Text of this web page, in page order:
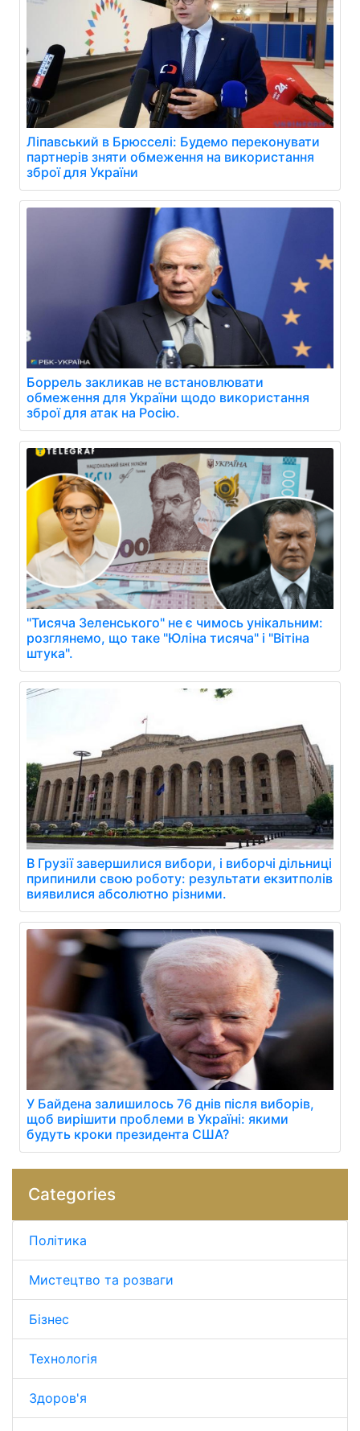
Ліпавський в Брюсселі: Будемо переконувати
партнерів зняти обмеження на використання
зброї для України
Боррель закликав не встановлювати
обмеження для України щодо використання
зброї для атак на Росію.
"Тисяча Зеленського" не є чимось унікальним:
розглянемо, що таке "Юліна тисяча" і "Вітіна
штука".
В Грузії завершилися вибори, і виборчі дільниці
припинили свою роботу: результати екзитполів
виявилися абсолютно різними.
У Байдена залишилось 76 днів після виборів,
щоб вирішити проблеми в Україні: якими
будуть кроки президента США?
Categories
Політика
Мистецтво та розваги
Бізнес
Технологія
Здоров'я